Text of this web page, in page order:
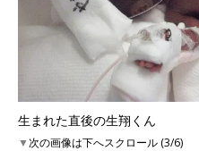
生まれた直後の生翔くん
▼次の画像は下へスクロール (3/6)